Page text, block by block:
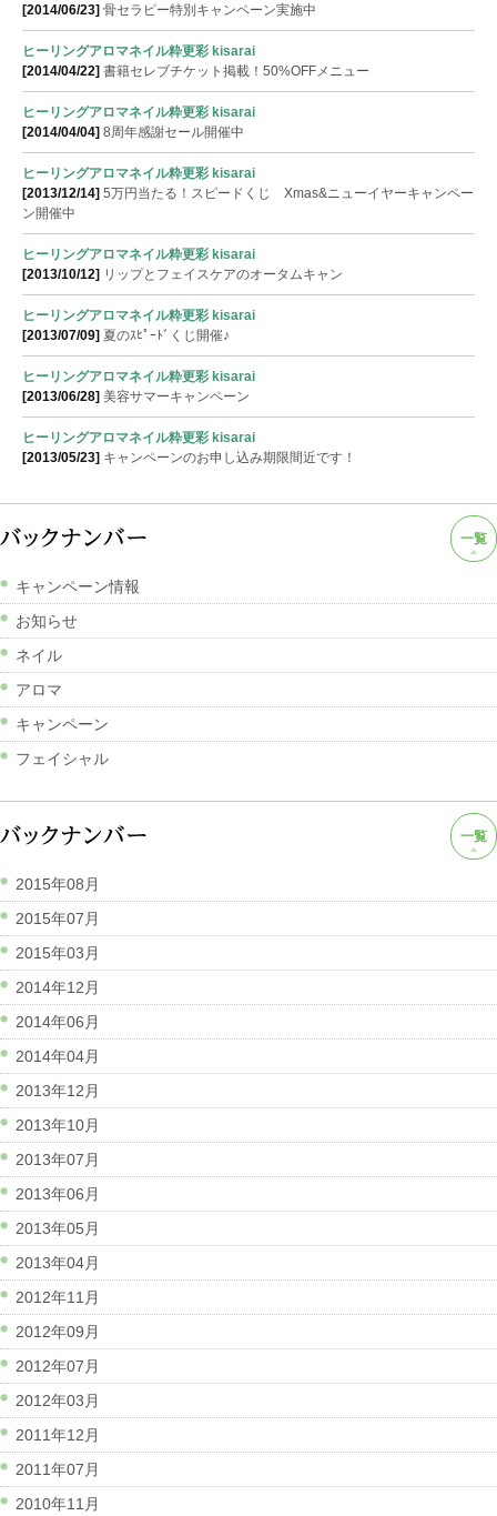
[2014/06/23] 骨セラピー特別キャンペーン実施中
ヒーリングアロマネイル粋更彩 kisarai
[2014/04/22] 書籍セレブチケット掲載！50%OFFメニュー
ヒーリングアロマネイル粋更彩 kisarai
[2014/04/04] 8周年感謝セール開催中
ヒーリングアロマネイル粋更彩 kisarai
[2013/12/14] 5万円当たる！スピードくじ Xmas&ニューイヤーキャンペー
ン開催中
ヒーリングアロマネイル粋更彩 kisarai
[2013/10/12] リップとフェイスケアのオータムキャン
ヒーリングアロマネイル粋更彩 kisarai
[2013/07/09] 夏のｽﾋﾟｰﾄﾞくじ開催♪
ヒーリングアロマネイル粋更彩 kisarai
[2013/06/28] 美容サマーキャンペーン
ヒーリングアロマネイル粋更彩 kisarai
[2013/05/23] キャンペーンのお申し込み期限間近です！
一覧
キャンペーン情報
お知らせ
ネイル
アロマ
キャンペーン
フェイシャル
一覧
2015年08月
2015年07月
2015年03月
2014年12月
2014年06月
2014年04月
2013年12月
2013年10月
2013年07月
2013年06月
2013年05月
2013年04月
2012年11月
2012年09月
2012年07月
2012年03月
2011年12月
2011年07月
2010年11月